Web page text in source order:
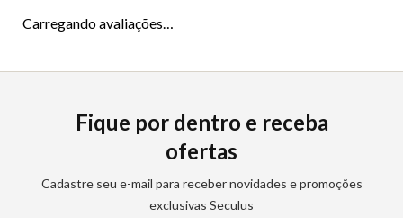
Carregando avaliações…
Fique por dentro e receba
ofertas
Cadastre seu e-mail para receber novidades e promoções
exclusivas Seculus